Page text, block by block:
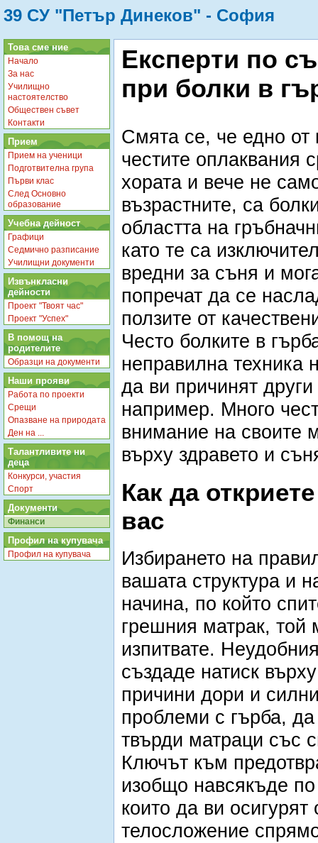
39 СУ "Петър Динеков" - София
Това сме ние
Начало
За нас
Училищно
настоятелство
Обществен съвет
Контакти
Прием
Прием на ученици
Подготвителна група
Първи клас
След Основно
образование
Учебна дейност
Графици
Седмично разписание
Училищни документи
Извънкласни
дейности
Проект "Твоят час"
Проект "Успех"
В помощ на
родителите
Образци на документи
Наши прояви
Работа по проекти
Срещи
Опазване на природата
Ден на ...
Талантливите ни
деца
Конкурси, участия
Спорт
Документи
Финанси
Профил на купувача
Профил на купувача
Експерти по
при болки в
Смята се, че едно от
честите оплаквания
хората и вече не
възрастните, са
областта на
като те са
вредни за съня и
попречат да се
ползите от
Често болките в
неправилна техника
да ви причинят
например. Много
внимание на своите
върху здравето и
Как да
вас
Избирането на
вашата структура и
начина, по който
грешния матрак, той
изпитвате.
създаде натиск
причини дори и
проблеми с гърба,
твърди матраци със
Ключът към
изобщо навсякъде
които да ви
телосложение